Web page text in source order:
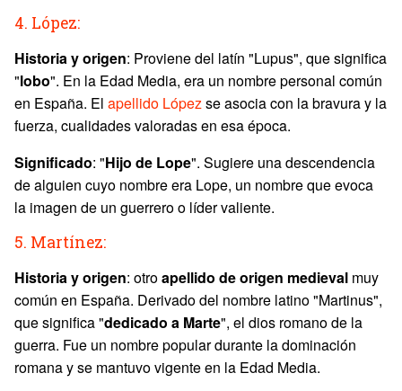
4. López:
Historia y origen: Proviene del latín "Lupus", que significa
"lobo". En la Edad Media, era un nombre personal común
en España. El apellido Lópezse asocia con la bravura y la
fuerza, cualidades valoradas en esa época.
Significado: "Hijo de Lope". Sugiere una descendencia
de alguien cuyo nombre era Lope, un nombre que evoca
la imagen de un guerrero o líder valiente.
5. Martínez:
Historia y origen: otroapellido de origen medieval muy
común en España. Derivado del nombre latino "Martinus",
que significa "dedicado a Marte", el dios romano de la
guerra. Fue un nombre popular durante la dominación
romana y se mantuvo vigente en la Edad Media.